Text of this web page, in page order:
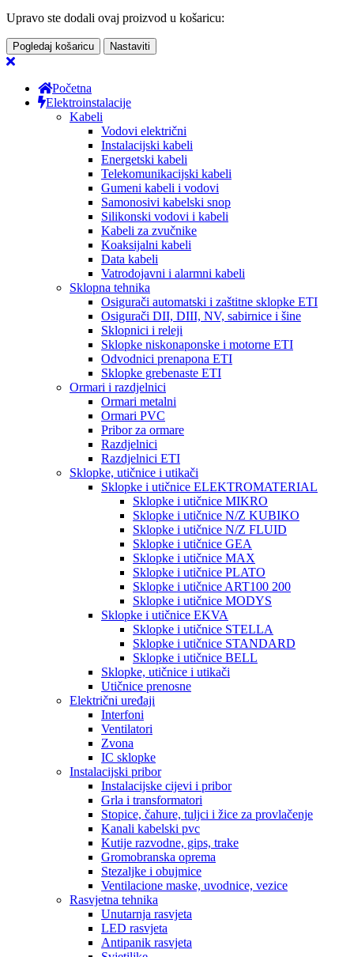
Upravo ste dodali ovaj proizvod u košaricu:
Pogledaj košaricu Nastaviti
Početna
Elektroinstalacije
Kabeli
Vodovi električni
Instalacijski kabeli
Energetski kabeli
Telekomunikacijski kabeli
Gumeni kabeli i vodovi
Samonosivi kabelski snop
Silikonski vodovi i kabeli
Kabeli za zvučnike
Koaksijalni kabeli
Data kabeli
Vatrodojavni i alarmni kabeli
Sklopna tehnika
Osigurači automatski i zaštitne sklopke ETI
Osigurači DII, DIII, NV, sabirnice i šine
Sklopnici i releji
Sklopke niskonaponske i motorne ETI
Odvodnici prenapona ETI
Sklopke grebenaste ETI
Ormari i razdjelnici
Ormari metalni
Ormari PVC
Pribor za ormare
Razdjelnici
Razdjelnici ETI
Sklopke, utičnice i utikači
Sklopke i utičnice ELEKTROMATERIAL
Sklopke i utičnice MIKRO
Sklopke i utičnice N/Z KUBIKO
Sklopke i utičnice N/Z FLUID
Sklopke i utičnice GEA
Sklopke i utičnice MAX
Sklopke i utičnice PLATO
Sklopke i utičnice ART100 200
Sklopke i utičnice MODYS
Sklopke i utičnice EKVA
Sklopke i utičnice STELLA
Sklopke i utičnice STANDARD
Sklopke i utičnice BELL
Sklopke, utičnice i utikači
Utičnice prenosne
Električni uređaji
Interfoni
Ventilatori
Zvona
IC sklopke
Instalacijski pribor
Instalacijske cijevi i pribor
Grla i transformatori
Stopice, čahure, tuljci i žice za provlačenje
Kanali kabelski pvc
Kutije razvodne, gips, trake
Gromobranska oprema
Stezaljke i obujmice
Ventilacione maske, uvodnice, vezice
Rasvjetna tehnika
Unutarnja rasvjeta
LED rasvjeta
Antipanik rasvjeta